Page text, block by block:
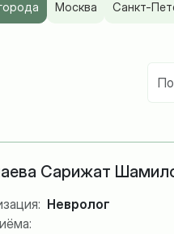
Москва Санкт-
Сарижат
Невролог